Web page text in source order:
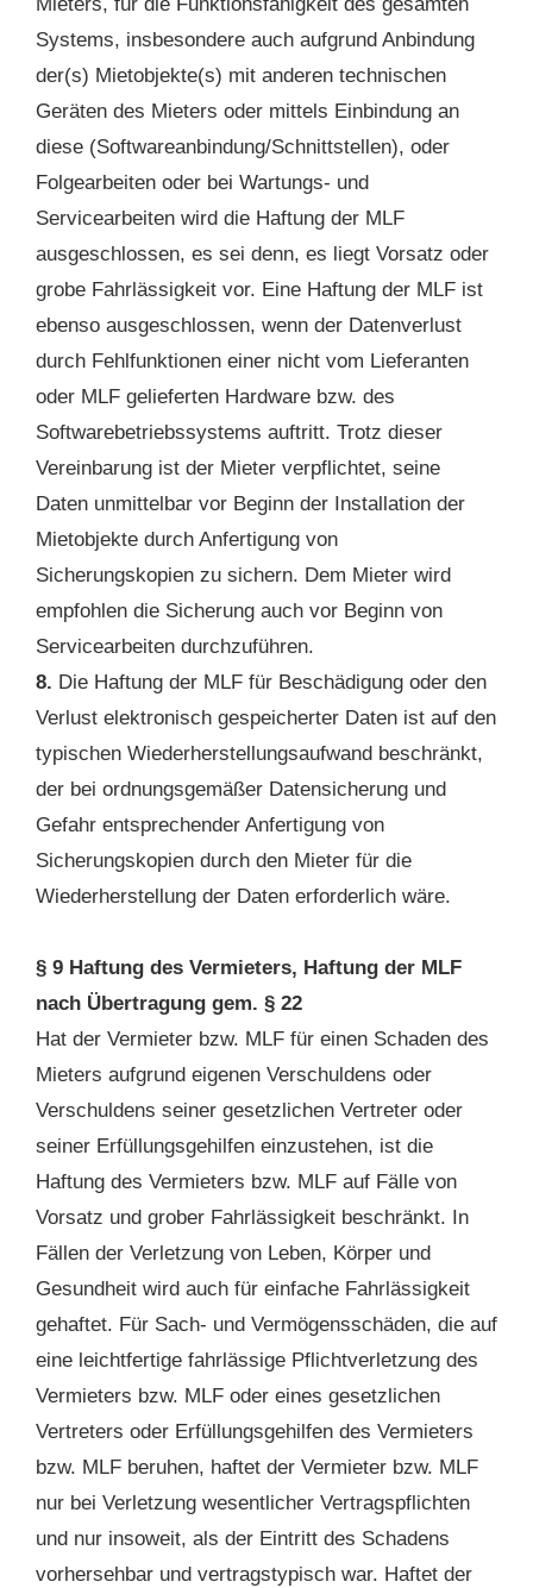
Systems, insbesondere auch aufgrund Anbindung
der(s) Mietobjekte(s) mit anderen technischen
Geräten des Mieters oder mittels Einbindung an
diese (Softwareanbindung/Schnittstellen), oder
Folgearbeiten oder bei Wartungs- und
Servicearbeiten wird die Haftung der MLF
ausgeschlossen, es sei denn, es liegt Vorsatz oder
grobe Fahrlässigkeit vor. Eine Haftung der MLF ist
ebenso ausgeschlossen, wenn der Datenverlust
durch Fehlfunktionen einer nicht vom Lieferanten
oder MLF gelieferten Hardware bzw. des
Softwarebetriebssystems auftritt. Trotz dieser
Vereinbarung ist der Mieter verpflichtet, seine
Daten unmittelbar vor Beginn der Installation der
Mietobjekte durch Anfertigung von
Sicherungskopien zu sichern. Dem Mieter wird
empfohlen die Sicherung auch vor Beginn von
Servicearbeiten durchzuführen.
8. Die Haftung der MLF für Beschädigung oder den
Verlust elektronisch gespeicherter Daten ist auf den
typischen Wiederherstellungsaufwand beschränkt,
der bei ordnungsgemäßer Datensicherung und
Gefahr entsprechender Anfertigung von
Sicherungskopien durch den Mieter für die
Wiederherstellung der Daten erforderlich wäre.
§ 9 Haftung des Vermieters, Haftung der MLF
nach Übertragung gem. § 22
Hat der Vermieter bzw. MLF für einen Schaden des
Mieters aufgrund eigenen Verschuldens oder
Verschuldens seiner gesetzlichen Vertreter oder
seiner Erfüllungsgehilfen einzustehen, ist die
Haftung des Vermieters bzw. MLF auf Fälle von
Vorsatz und grober Fahrlässigkeit beschränkt. In
Fällen der Verletzung von Leben, Körper und
Gesundheit wird auch für einfache Fahrlässigkeit
gehaftet. Für Sach- und Vermögensschäden, die auf
eine leichtfertige fahrlässige Pflichtverletzung des
Vermieters bzw. MLF oder eines gesetzlichen
Vertreters oder Erfüllungsgehilfen des Vermieters
bzw. MLF beruhen, haftet der Vermieter bzw. MLF
nur bei Verletzung wesentlicher Vertragspflichten
und nur insoweit, als der Eintritt des Schadens
vorhersehbar und vertragstypisch war. Haftet der